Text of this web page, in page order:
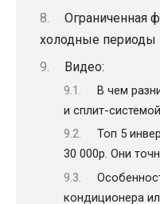
Ограниченная
холодные периоды
Видео:
В чем
и сплит-системой
Топ 5
30 000р. Они
кондиционера